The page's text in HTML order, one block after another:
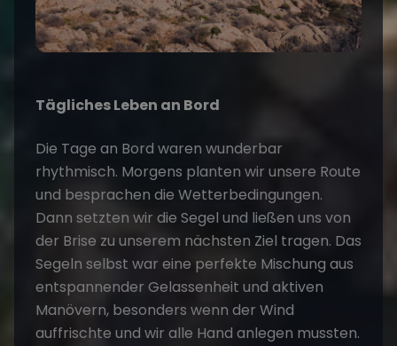
Tägliches Leben an Bord
Die Tage an Bord waren wunderbar
rhythmisch. Morgens planten wir unsere Route
und besprachen die Wetterbedingungen.
Dann setzten wir die Segel und ließen uns von
der Brise zu unserem nächsten Ziel tragen. Das
Segeln selbst war eine perfekte Mischung aus
entspannender Gelassenheit und aktiven
Manövern, besonders wenn der Wind
auffrischte und wir alle Hand anlegen mussten.